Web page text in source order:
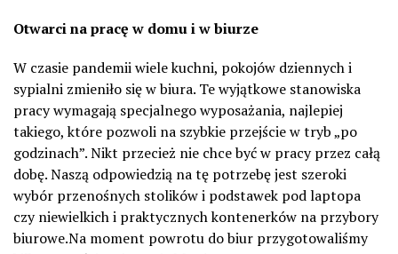
Otwarci na pracę w domu i w biurze
W czasie pandemii wiele kuchni, pokojów dziennych i
sypialni zmieniło się w biura. Te wyjątkowe stanowiska
pracy wymagają specjalnego wyposażania, najlepiej
takiego, które pozwoli na szybkie przejście w tryb „po
godzinach”. Nikt przecież nie chce być w pracy przez całą
dobę. Naszą odpowiedzią na tę potrzebę jest szeroki
wybór przenośnych stolików i podstawek pod laptopa
czy niewielkich i praktycznych kontenerków na przybory
biurowe.Na moment powrotu do biur przygotowaliśmy